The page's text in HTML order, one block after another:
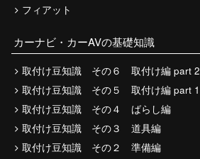
フィアット
カーナビ・カーAVの基礎知識
取付け豆知識 その６ 取付け編 part 2
取付け豆知識 その５ 取付け編 part 1
取付け豆知識 その４ ばらし編
取付け豆知識 その３ 道具編
取付け豆知識 その２ 準備編